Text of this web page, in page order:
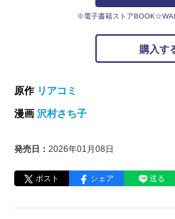
※電子書籍ストア
購入す
原作 リアコミ
漫画 沢村さち子
発売日： 2026年01月08日
ポスト シェア 送る